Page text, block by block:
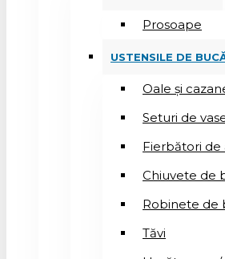
Prosoape
USTENSILE DE
Oale și
Seturi de
Fierbători de
Chiuvete de
Robinete de
Tăvi